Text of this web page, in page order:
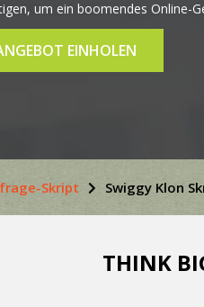
um ein boomendes Online-
EINHOLEN
Skript Swiggy Klon
THINK